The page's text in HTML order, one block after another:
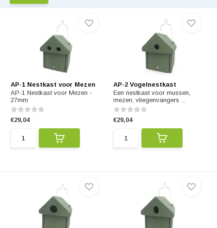
AP-1 Nestkast voor Mezen
AP-1 Nestkast voor Mezen -
27mm
€29,04
AP-2 Vogelnestkast
Een nestkast voor mussen,
mezen, vliegenvangers ...
€29,04